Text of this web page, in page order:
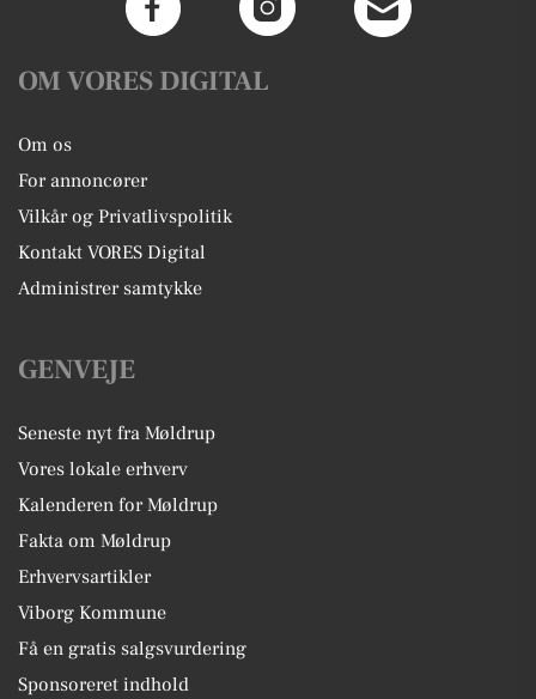
OM VORES DIGITAL
Om os
For annoncører
Vilkår og Privatlivspolitik
Kontakt VORES Digital
Administrer samtykke
GENVEJE
Seneste nyt fra Møldrup
Vores lokale erhverv
Kalenderen for Møldrup
Fakta om Møldrup
Erhvervsartikler
Viborg Kommune
Få en gratis salgsvurdering
Sponsoreret indhold